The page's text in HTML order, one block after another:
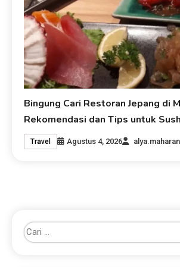
Bingung Cari Restoran Jepang di
Rekomendasi dan Tips untuk
Travel Agustus 4, 2026